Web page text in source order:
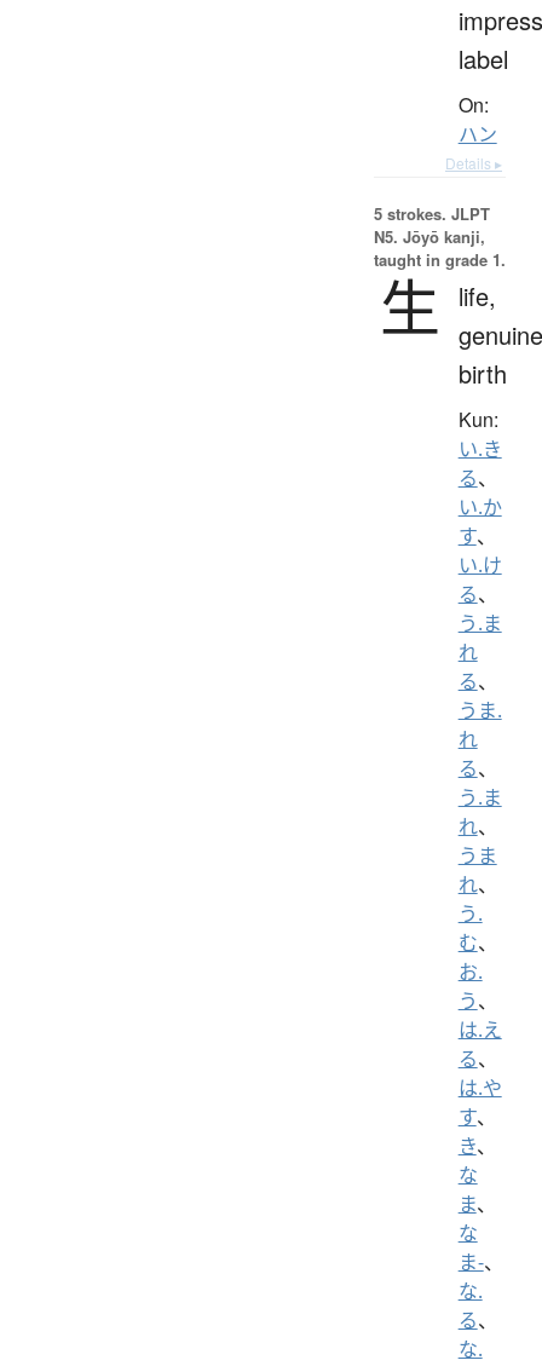
label
On:
ハン
Details ▸
5 strokes. JLPT
N5. Jōyō kanji,
taught in grade 1.
生
life,
birth
Kun:
い.き
る、
い.か
す、
い.け
る、
う.ま
れ
る、
うま.
れ
る、
う.ま
れ、
うま
れ、
う.
む、
お.
う、
は.え
る、
は.や
す、
き、
な
ま、
な
ま-、
な.
る、
な.